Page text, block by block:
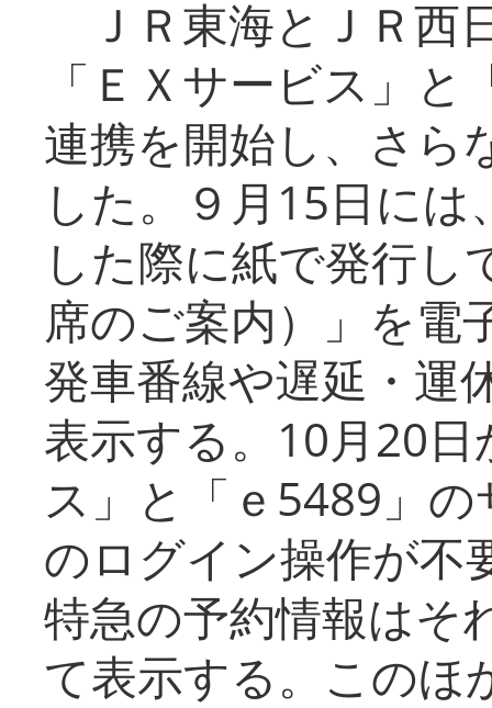
ＪＲ東海とＪＲ西
「ＥＸサービス」
連携を開始し、さら
した。９月15日に
した際に紙で発行し
席のご案内）」を電
発車番線や遅延・運
表示する。10月20
ス」と「ｅ5489」
のログイン操作が不
特急の予約情報はそ
て表示する。このほ